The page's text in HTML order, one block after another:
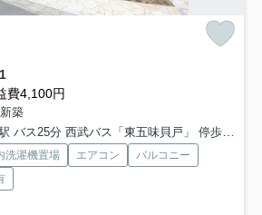
費4,100円
築
バス25分 西武バス「東五味貝戸」 停歩4分
洗濯機置場 エアコン
バルコニー